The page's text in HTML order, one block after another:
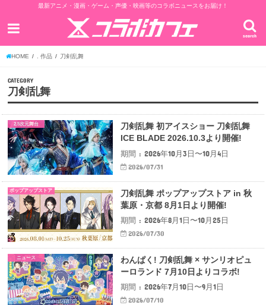
最新アニメ・漫画・ゲーム・声優・映画等のコラボニュースをお届け！
search
HOME . 作品 刀剣乱舞
CATEGORY
刀剣乱舞
2.5次元舞台
刀剣乱舞 初アイスショー 刀剣乱舞
ICE BLADE 2026.10.3より開催!
期間 : 2026年10月3日〜10月4日
2026/07/31
ポップアップストア
刀剣乱舞 ポップアップストア in 秋
葉原・京都 8月1日より開催!
期間 : 2026年8月1日〜10月25日
2026/07/30
ニュース
わんぱく! 刀剣乱舞 × サンリオピュ
ーロランド 7月10日よりコラボ!
期間 : 2026年7月10日〜9月1日
2026/07/10